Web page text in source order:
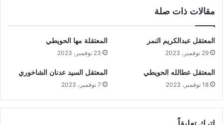
مقالات ذات صلة
المعتقل عبدالكريم النمر
29 نوفمبر، 2023
المعتقلة مها الحويطي
23 نوفمبر، 2023
المعتقل عطالله الحويطي
18 نوفمبر، 2023
المعتقل السيد عدنان الشاخوري
7 نوفمبر، 2023